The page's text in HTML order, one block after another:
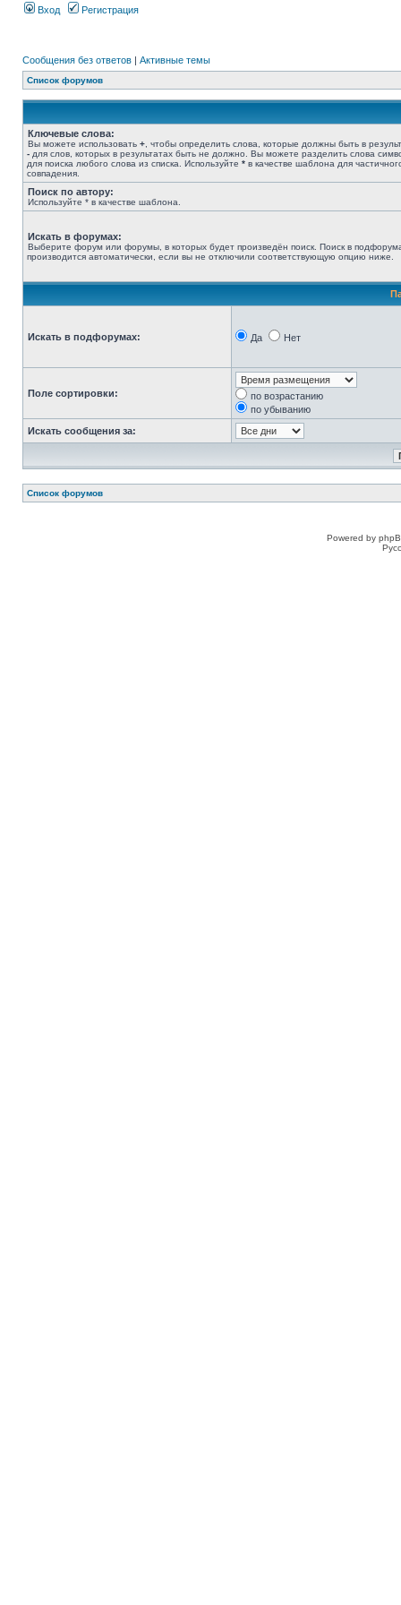
Вход Регистрация
Сообщения без ответов | Активные темы
Список форумов
Ключевые слова:
Вы можете использовать + , чтобы определить слова, которые должны быть в
- для слов, которых в результатах быть не должно. Вы можете разделить слова
для поиска любого слова из списка. Используйте * в качестве шаблона для
совпадения.
Поиск по автору:
Используйте * в качестве шаблона.
Искать в форумах:
Выберите форум или форумы, в которых будет произведён поиск. Поиск в
производится автоматически, если вы не отключили соответствующую опцию ниже.
Искать в подфорумах: Да Нет
Поле сортировки:
по возрастанию
по убыванию
Искать сообщения за:
Список форумов
Powered by